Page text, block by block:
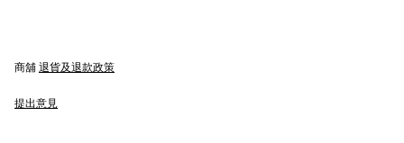
商舖 退貨及退款政策
提出意見